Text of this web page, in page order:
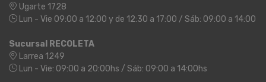
Ugarte 1728
Lun - Vie 09:00 a 12:00 y de 12:30 a 17:00 / Sáb: 09:00 a 14:00
Sucursal RECOLETA
Larrea 1249
Lun - Vie: 09:00 a 20:00hs / Sáb: 09:00 a 14:00hs